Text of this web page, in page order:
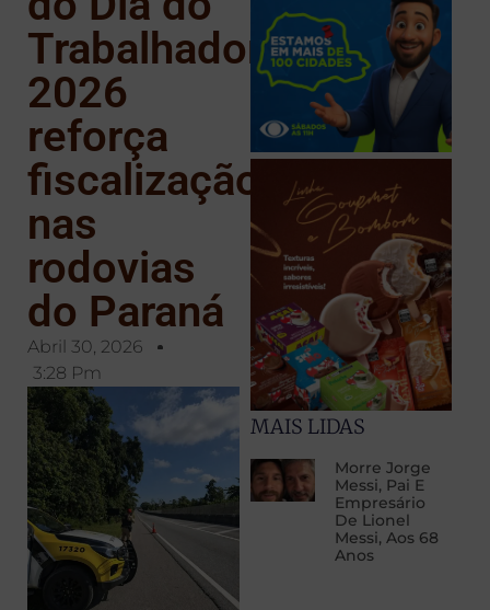
Trabalhador
2026
reforça
fiscalização
nas
rodovias
do Paraná
Abril 30, 2026
3:28 Pm
MAIS LIDAS
Morre Jorge
Messi, Pai E
Empresário
De Lionel
Messi, Aos 68
Anos